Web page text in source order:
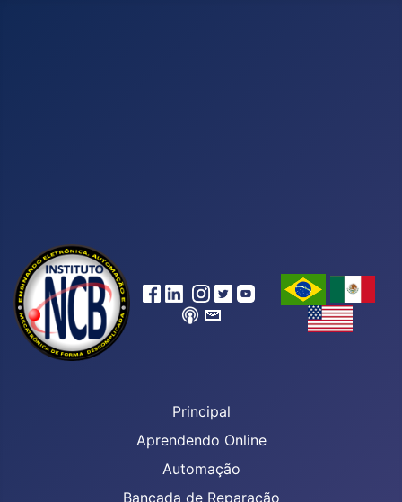
Principal
Aprendendo Online
Automação
Bancada de Reparação